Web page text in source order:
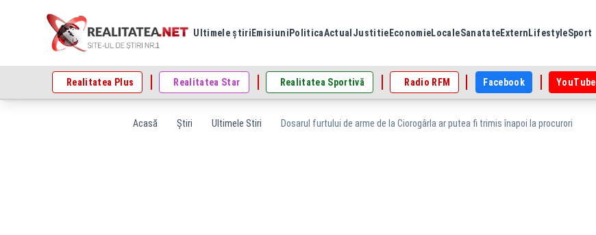
Ultimele știri Emisiuni PoliticaActual Justitie EconomieLocaleSanatateExtern LifestyleSport
Realitatea Plus Realitatea Star Realitatea Sportivă Radio RFM Facebook YouTube
Acasă Știri Ultimele Stiri Dosarul furtului de arme de la Ciorogârla ar putea fi trimis înapoi la procurori